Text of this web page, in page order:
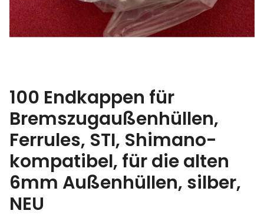
100 Endkappen für
Bremszugaußenhüllen,
Ferrules, STI, Shimano-
kompatibel, für die alten
6mm Außenhüllen, silber,
NEU